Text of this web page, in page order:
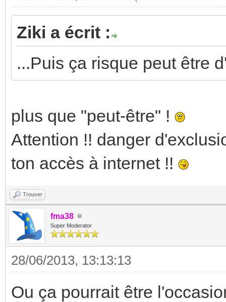
Ziki a écrit :
...Puis ça risque peut être
plus que "peut-être" !
Attention !! danger
ton accès à internet !!
Trouver
fma38
Super Moderator
28/06/2013, 13:13:13
Ou ça pourrait être